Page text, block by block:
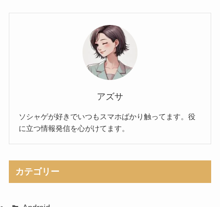
アズサ
ソシャゲが好きでいつもスマホばかり触ってます。役
に立つ情報発信を心がけてます。
カテゴリー